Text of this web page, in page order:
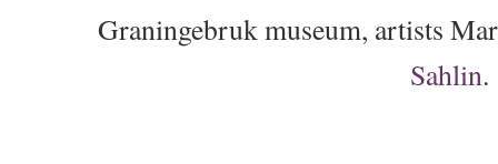
Graningebruk museum, artists
Sahlin.